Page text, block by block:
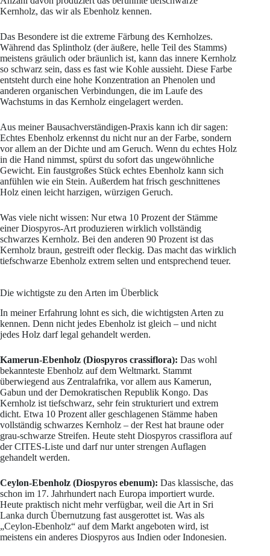
Kernholz, das wir als Ebenholz kennen.
Das Besondere ist die extreme Färbung des Kernholzes.
Während das Splintholz (der äußere, helle Teil des Stamms)
meistens gräulich oder bräunlich ist, kann das innere Kernholz
so schwarz sein, dass es fast wie Kohle aussieht. Diese Farbe
entsteht durch eine hohe Konzentration an Phenolen und
anderen organischen Verbindungen, die im Laufe des
Wachstums in das Kernholz eingelagert werden.
Aus meiner Bausachverständigen-Praxis kann ich dir sagen:
Echtes Ebenholz erkennst du nicht nur an der Farbe, sondern
vor allem an der Dichte und am Geruch. Wenn du echtes Holz
in die Hand nimmst, spürst du sofort das ungewöhnliche
Gewicht. Ein faustgroßes Stück echtes Ebenholz kann sich
anfühlen wie ein Stein. Außerdem hat frisch geschnittenes
Holz einen leicht harzigen, würzigen Geruch.
Was viele nicht wissen: Nur etwa 10 Prozent der Stämme
einer Diospyros-Art produzieren wirklich vollständig
schwarzes Kernholz. Bei den anderen 90 Prozent ist das
Kernholz braun, gestreift oder fleckig. Das macht das wirklich
tiefschwarze Ebenholz extrem selten und entsprechend teuer.
Die wichtigste zu den Arten im Überblick
In meiner Erfahrung lohnt es sich, die wichtigsten Arten zu
kennen. Denn nicht jedes Ebenholz ist gleich – und nicht
jedes Holz darf legal gehandelt werden.
Kamerun-Ebenholz (Diospyros crassiflora): Das wohl
bekannteste Ebenholz auf dem Weltmarkt. Stammt
überwiegend aus Zentralafrika, vor allem aus Kamerun,
Gabun und der Demokratischen Republik Kongo. Das
Kernholz ist tiefschwarz, sehr fein strukturiert und extrem
dicht. Etwa 10 Prozent aller geschlagenen Stämme haben
vollständig schwarzes Kernholz – der Rest hat braune oder
grau-schwarze Streifen. Heute steht Diospyros crassiflora auf
der CITES-Liste und darf nur unter strengen Auflagen
gehandelt werden.
Ceylon-Ebenholz (Diospyros ebenum): Das klassische, das
schon im 17. Jahrhundert nach Europa importiert wurde.
Heute praktisch nicht mehr verfügbar, weil die Art in Sri
Lanka durch Übernutzung fast ausgerottet ist. Was als
„Ceylon-Ebenholz“ auf dem Markt angeboten wird, ist
meistens ein anderes Diospyros aus Indien oder Indonesien.